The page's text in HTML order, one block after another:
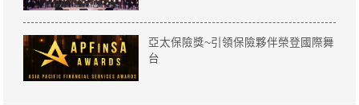
亞太保險獎~引領保險夥伴榮登國際舞
台